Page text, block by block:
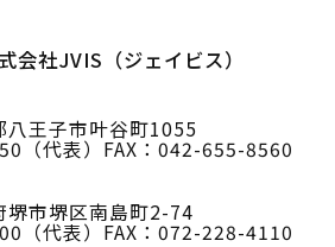
会社JVIS（ジェイビス）
王子市叶谷町1055
（代表） FAX：042-655-8560
市堺区南島町2-74
（代表） FAX：072-228-4110